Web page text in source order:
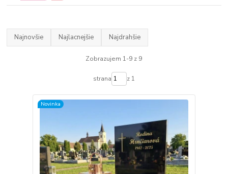
Najnovšie Najlacnejšie Najdrahšie
Zobrazujem 1-9 z 9
strana z 1
Novinka